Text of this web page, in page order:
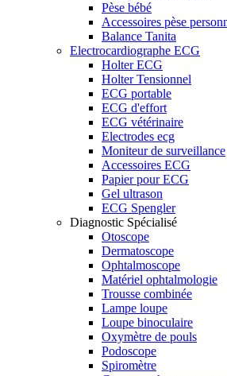
Pèse bébé
Accessoires pèse
Balance Tanita
Electrocardiographe ECG
Holter ECG
Holter Tensionnel
ECG portable
ECG d'effort
ECG vétérinaire
Electrodes ecg
Moniteur de surveillance
Accessoires ECG
Papier pour ECG
Gel ultrason
ECG Spengler
Diagnostic Spécialisé
Otoscope
Dermatoscope
Ophtalmoscope
Matériel ophtalmologie
Trousse combinée
Lampe loupe
Loupe binoculaire
Oxymètre de pouls
Podoscope
Spiromètre